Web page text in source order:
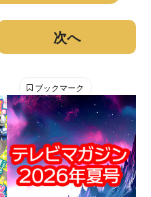
次へ
ブックマーク